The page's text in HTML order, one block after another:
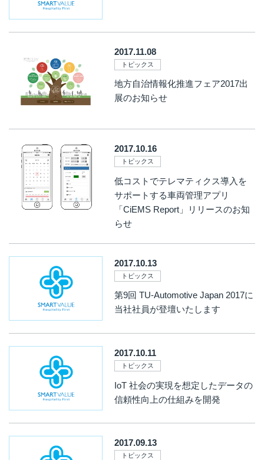
2017.11.08
トピックス
地方自治情報化推進フェア2017出
展のお知らせ
2017.10.16
トピックス
低コストでテレマティクス導入を
サポートする車両管理アプリ
「CiEMS Report」リリースのお知
らせ
2017.10.13
トピックス
第9回 TU-Automotive Japan 2017に
当社社員が登壇いたします
2017.10.11
トピックス
IoT 社会の実現を想定したデータの
信頼性向上の仕組みを開発
2017.09.13
トピックス